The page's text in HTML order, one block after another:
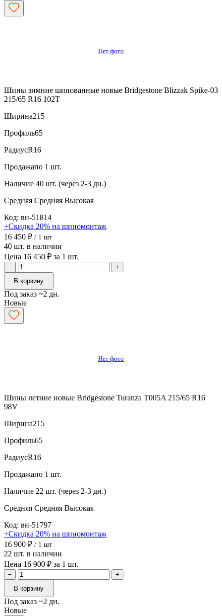
Нет фото
Шины зимние шипованные новые Bridgestone Blizzak Spike-03
215/65 R16 102T
Ширина215
Профиль65
РадиусR16
Продажапо 1 шт.
Наличие 40 шт. (через 2-3 дн.)
Средняя Средняя Высокая
Код: вн-51814
+Скидка 20% на шиномонтаж
16 450 ₽ / 1 шт
40 шт. в наличии
Цена 16 450 ₽ за 1 шт.
−
+
В корзину
Под заказ ~2 дн.
Новые
Нет фото
Шины летние новые Bridgestone Turanza T005A 215/65 R16
98V
Ширина215
Профиль65
РадиусR16
Продажапо 1 шт.
Наличие 22 шт. (через 2-3 дн.)
Средняя Средняя Высокая
Код: вн-51797
+Скидка 20% на шиномонтаж
16 900 ₽ / 1 шт
22 шт. в наличии
Цена 16 900 ₽ за 1 шт.
−
+
В корзину
Под заказ ~2 дн.
Новые